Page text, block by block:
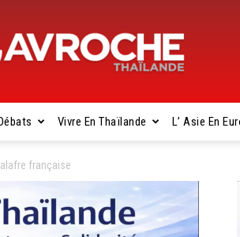
Gavroche
Thaïlande
Vivre En Thaïlande L’ Asie En
française